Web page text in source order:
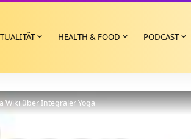
HEALTH & FOOD PODCAST
Wiki über Integraler Yoga